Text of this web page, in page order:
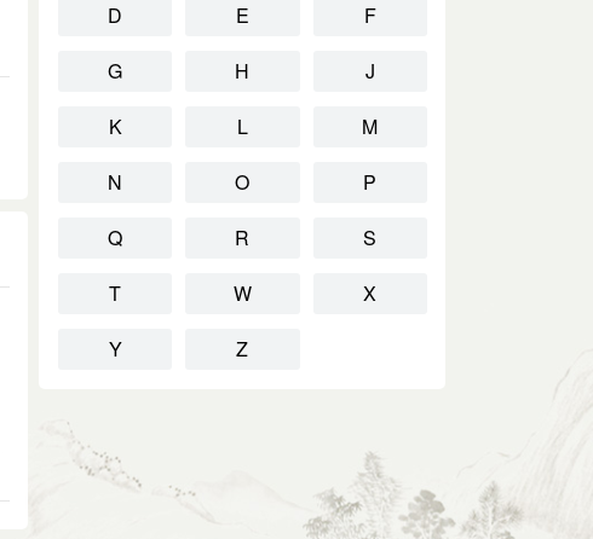
D
E
F
G
H
J
K
L
M
N
O
P
Q
R
S
T
W
X
Y
Z